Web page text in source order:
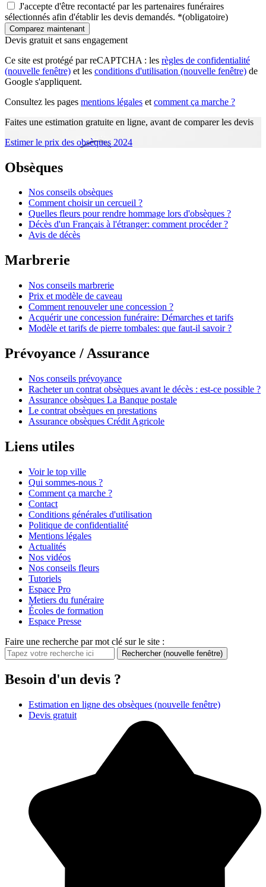
J'accepte d'être recontacté par les partenaires funéraires
sélectionnés afin d'établir les devis demandés. *(obligatoire)
Devis gratuit et sans engagement
Ce site est protégé par reCAPTCHA : les règles de confidentialité
(nouvelle fenêtre) et les conditions d'utilisation (nouvelle fenêtre) de
Google s'appliquent.
Consultez les pages mentions légales et comment ça marche ?
Faites une estimation gratuite en ligne, avant de comparer les devis
Estimer le prix des obsèques 2024
Obsèques
Nos conseils obsèques
Comment choisir un cercueil ?
Quelles fleurs pour rendre hommage lors d'obsèques ?
Décès d'un Français à l'étranger: comment procéder ?
Avis de décès
Marbrerie
Nos conseils marbrerie
Prix et modèle de caveau
Comment renouveler une concession ?
Acquérir une concession funéraire: Démarches et tarifs
Modèle et tarifs de pierre tombales: que faut-il savoir ?
Prévoyance / Assurance
Nos conseils prévoyance
Racheter un contrat obsèques avant le décès : est-ce possible ?
Assurance obsèques La Banque postale
Le contrat obsèques en prestations
Assurance obsèques Crédit Agricole
Liens utiles
Voir le top ville
Qui sommes-nous ?
Comment ça marche ?
Contact
Conditions générales d'utilisation
Politique de confidentialité
Mentions légales
Actualités
Nos vidéos
Nos conseils fleurs
Tutoriels
Espace Pro
Metiers du funéraire
Écoles de formation
Espace Presse
Faire une recherche par mot clé sur le site :
Rechercher (nouvelle fenêtre)
Besoin d'un devis ?
Estimation en ligne des obsèques (nouvelle fenêtre)
Devis gratuit